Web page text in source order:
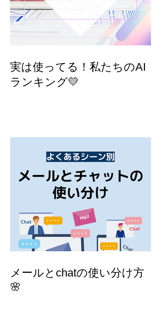
実は使ってる！私たちのAI
ランキング💛
メールとchatの使い分け方
🌸